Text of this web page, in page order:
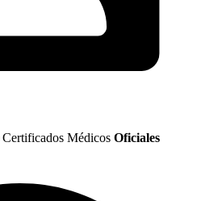
Médicos Oficiales